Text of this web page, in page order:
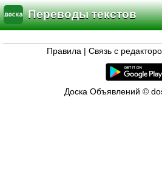
Переводы текстов
Правила Связь с
Доска Объявлений ©